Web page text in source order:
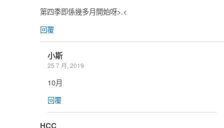
第四季即係幾多月開始呀>.<
回覆
小斯
25 7 月, 2019
10月
回覆
HCC